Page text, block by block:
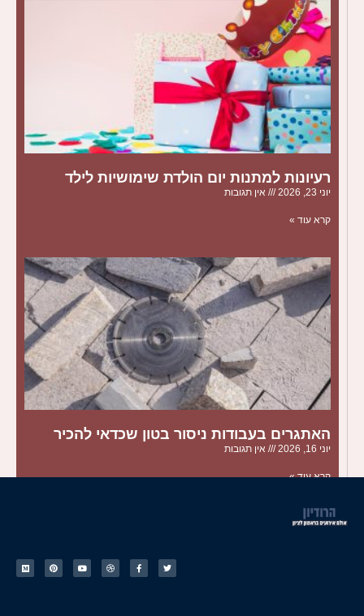
רעיונות למתנות יום הולדת שימושיות לילד
יוני 23, 2026 אין תגובות
קרא עוד »
האתגרים בעבודות ניסור בטון שכדאי להכיר
יוני 16, 2026 אין תגובות
קרא עוד »